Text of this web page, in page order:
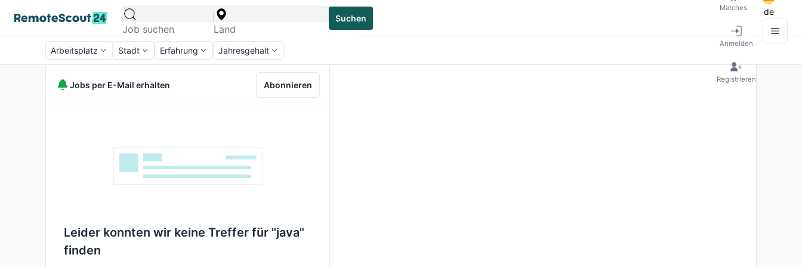
Suchen
Matches
Anmelden
Registrieren
de
Arbeitsplatz Stadt Erfahrung Jahresgehalt
Jobs per E-Mail erhalten Abonnieren
Leider konnten wir keine Treffer für "java"
finden